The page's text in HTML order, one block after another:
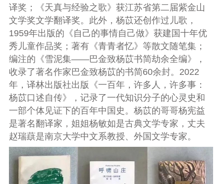
译奖；《天真与经验之歌》获江苏省第二届紫金山
文学奖文学翻译奖。此外，杨苡还创作过儿歌，
1959年出版的《自己的事情自己做》获建国十年优
秀儿童作品奖；著有《青青者忆》等散文随笔集；
编注的《雪泥集——巴金致杨苡书简劫余全编》，
收录了著名作家巴金致杨苡的书简60余封。2022
年，译林出版社出版《一百年，许多人，许多事：
杨苡口述自传》，记录了一代知识分子的心灵史和
一部个体见证下的百年中国史。杨苡的哥哥杨宪益
是著名翻译家，姐姐杨敏如是古典文学专家，丈夫
赵瑞蕻是南京大学中文系教授、外国文学专家。